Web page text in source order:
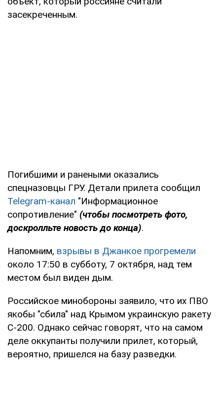
засекреченным.
Погибшими и ранеными оказались
спецназовцы ГРУ. Детали прилета сообщил
Telegram-канал "Информационное
сопротивление" (чтобы посмотреть фото,
доскролльте новость до конца).
Напомним, взрывы в Джанкое прогремели
около 17:50 в субботу, 7 октября, над тем
местом был виден дым.
Российское минобороны заявило, что их ПВО
якобы "сбила" над Крымом украинскую ракету
С-200. Однако сейчас говорят, что на самом
деле оккупанты получили прилет, который,
вероятно, пришелся на базу разведки.